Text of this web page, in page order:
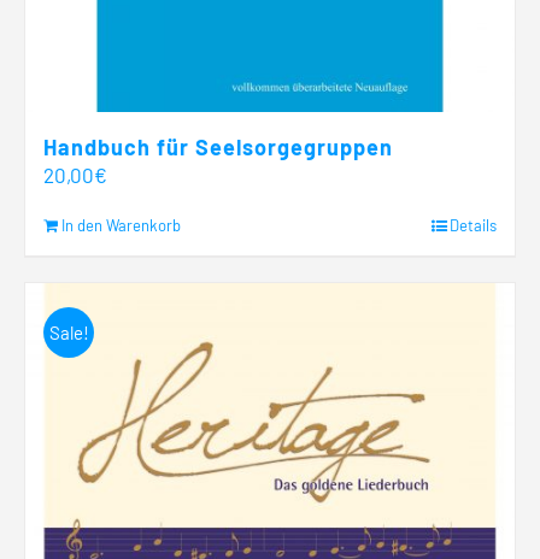
Handbuch für Seelsorgegruppen
20,00€
In den Warenkorb Details
Sale!